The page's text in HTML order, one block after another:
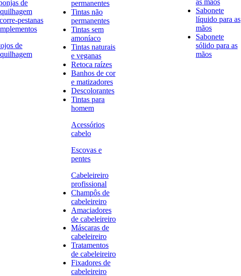
de
pestanas
de
permanentes
Tintas não
permanentes
Tintas sem
amoníaco
Tintas naturais
e veganas
Retoca raízes
Banhos de cor
e matizadores
Descolorantes
Tintas para
homem
Acessórios
cabelo
Escovas e
pentes
Cabeleireiro
profissional
Champôs de
cabeleireiro
Amaciadores
de cabeleireiro
Máscaras de
cabeleireiro
Tratamentos
de cabeleireiro
Fixadores de
cabeleireiro
as mãos
Sabonete
líquido para as
mãos
Sabonete
sólido para as
mãos